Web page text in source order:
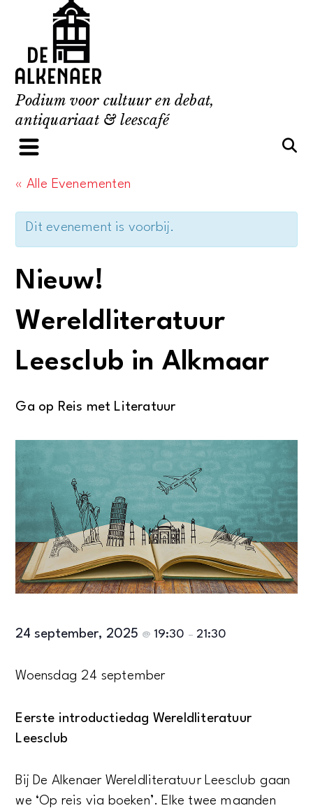
content
Podium voor cultuur en debat,
antiquariaat & leescafé
« Alle Evenementen
Dit evenement is voorbij.
Nieuw!
Wereldliteratuur
Leesclub in Alkmaar
Ga op Reis met Literatuur
24 september, 2025 @ 19:30 – 21:30
Woensdag 24 september
Eerste introductiedag Wereldliteratuur
Leesclub
Bij De Alkenaer Wereldliteratuur Leesclub gaan
we ‘Op reis via boeken’. Elke twee maanden